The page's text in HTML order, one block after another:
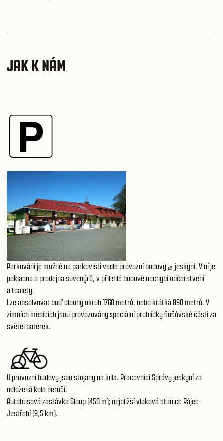
JAK K NÁM
Parkování je možné na parkovišti vedle provozní budovy
jeskyní. V ní je
pokladna a prodejna suvenýrů, v přilehlé budově nechybí občerstvení
a toalety.
Lze absolvovat buď dlouhý okruh 1760 metrů, nebo krátká 890 metrů. V
zimních měsících jsou provozovány speciální prohlídky šošůvské části za
světel baterek.
U provozní budovy jsou stojany na kola. Pracovníci Správy jeskyní za
odložená kola neručí.
Autobusová zastávka Sloup (450 m); nejbližší vlaková stanice Rájec-
Jestřebí (9,5 km).